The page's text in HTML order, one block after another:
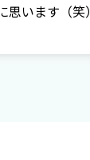
います（笑